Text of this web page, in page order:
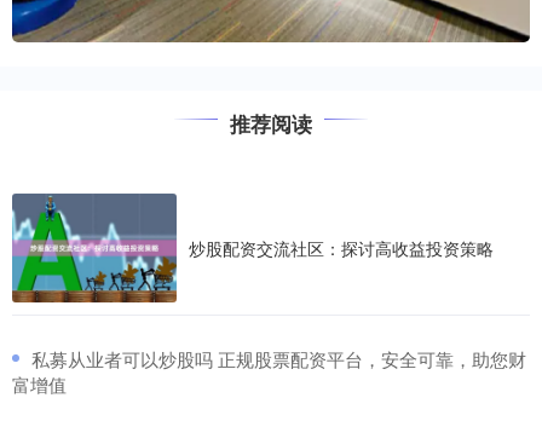
推荐阅读
炒股配资交流社区：探讨高收益投资策略
​私募从业者可以炒股吗 正规股票配资平台，安全可靠，助您财
富增值